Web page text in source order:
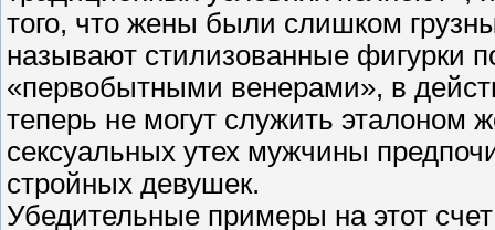
того, что жены были слишком
называют стилизованные фигурки
«первобытными венерами», в
теперь не могут служить эталоном
сексуальных утех мужчины
стройных девушек.
Убедительные примеры на этот